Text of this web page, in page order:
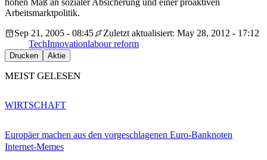
hohen Maß an sozialer Absicherung und einer proaktiven
Arbeitsmarktpolitik.
Sep 21, 2005 - 08:45
Zuletzt aktualisiert: May 28, 2012 - 17:12
TechInnovationlabour reform
Drucken Aktie
MEIST GELESEN
Europäer machen aus den vorgeschlagenen Euro-Banknoten
Internet-Memes
WIRTSCHAFT